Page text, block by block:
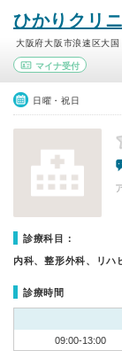
ひかりクリ
大阪府大阪市浪速区大国
マイナ受付
日曜・祝日
診療科目：
内科、整形外科、リハ
診療時間
09:00-13:00